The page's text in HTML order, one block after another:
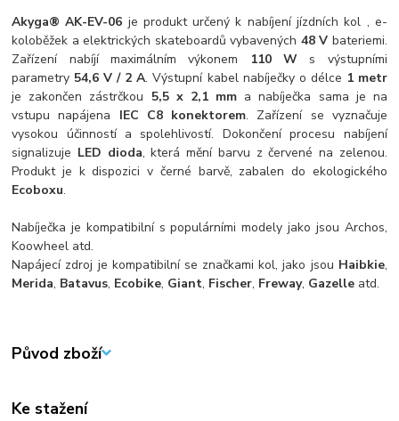
Akyga® AK-EV-06 je produkt určený k nabíjení jízdních kol , e-
koloběžek a elektrických skateboardů vybavených 48 V bateriemi.
Zařízení nabíjí maximálním výkonem
110 W s výstupními
parametry 54,6 V / 2 A. Výstupní kabel nabíječky o délce 1 metr
je zakončen zástrčkou 5,5 x 2,1 mm a nabíječka sama je na
vstupu napájena IEC C8 konektorem. Zařízení se vyznačuje
vysokou účinností a spolehlivostí. Dokončení procesu nabíjení
signalizuje LED dioda, která mění barvu z červené na zelenou.
Produkt je k dispozici v černé barvě, zabalen do ekologického
Ecoboxu.
Nabíječka je kompatibilní s populárními modely jako jsou Archos,
Koowheel atd.
Napájecí zdroj je kompatibilní se značkami kol, jako jsou Haibkie,
Merida, Batavus, Ecobike, Giant, Fischer, Freway, Gazelle atd.
Původ zboží
Ke stažení